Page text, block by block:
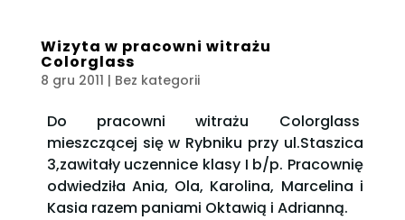
Wizyta w pracowni witrażu
Colorglass
8 gru 2011 | Bez kategorii
Do pracowni witrażu Colorglass
mieszczącej się w Rybniku przy ul.Staszica
3,zawitały uczennice klasy I b/p. Pracownię
odwiedziła Ania, Ola, Karolina, Marcelina i
Kasia razem paniami Oktawią i Adrianną.